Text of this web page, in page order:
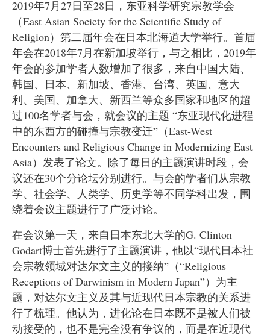
2019年7月27日至28日，东亚科学研究宗教学会
（East Asian Society for the Scientific Study of
Religion）第二届年会在日本北海道大学举行。首届
年会在2018年7月在新加坡举行，与之相比，2019年
年会的参加学者人数增加了很多，来自中国大陆、
韩国、日本、新加坡、香港、台湾、英国、意大
利、美国、加拿大、新西兰等众多国家和地区的超
过100名学者与会，就会议的主题 “东亚现代化进程
中的东西方的碰撞与宗教变迁”（East-West
Encounters and Religious Change in Modernizing East
Asia）发表了论文。除了每日的主题演讲时段，会
议还在30个分论坛分别进行。与会的学者们从宗教
学、社会学、人类学、历史学等不同学科出发，围
绕着会议主题进行了广泛讨论。
在会议第一天，来自日本东北大学的G. Clinton
Godart博士首先进行了主题演讲，他以“现代日本社
会宗教领域对达尔文主义的接纳”（“Religious
Receptions of Darwinism in Modern Japan”）为主
题，对达尔文主义及其与近现代日本宗教的关系进
行了梳理。他认为，进化论在日本既不是被人们被
动接受的，也不是完全没有争议的，而是在近现代